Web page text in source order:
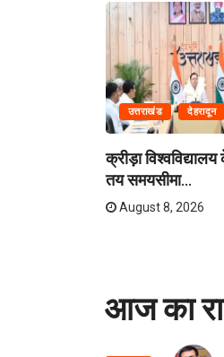
उत्तराखंड देहरादून
क्रीड़ा विश्वविद्यालय
तय समयसीमा...
August 8, 2026
आज का